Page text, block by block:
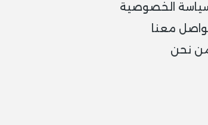
الخصوصية
معنا
نحن